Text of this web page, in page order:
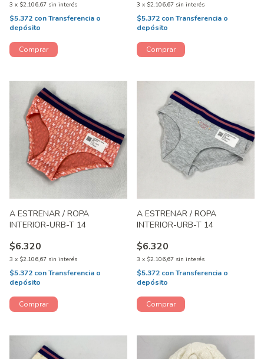
3 x $2.106,67 sin interés
$5.372 conTransferencia o
depósito
3 x $2.106,67 sin interés
$5.372 conTransferencia o
depósito
A ESTRENAR / ROPA
INTERIOR-URB-T 14
$6.320
3 x $2.106,67 sin interés
$5.372 conTransferencia o
depósito
A ESTRENAR / ROPA
INTERIOR-URB-T 14
$6.320
3 x $2.106,67 sin interés
$5.372 conTransferencia o
depósito